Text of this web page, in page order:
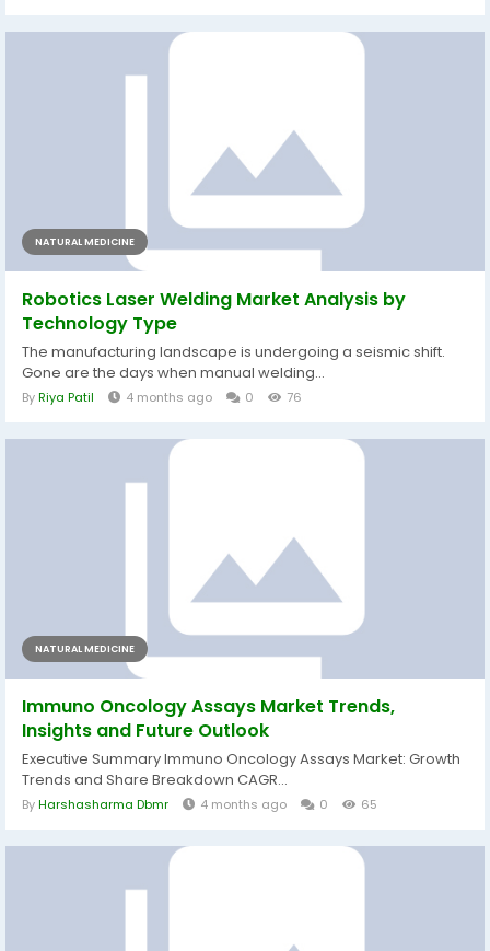
NATURAL MEDICINE
Robotics Laser Welding Market Analysis by
Technology Type
The manufacturing landscape is undergoing a seismic shift.
Gone are the days when manual welding...
ByRiya Patil 4 months ago 0 76
NATURAL MEDICINE
Immuno Oncology Assays Market Trends,
Insights and Future Outlook
Executive Summary Immuno Oncology Assays Market: Growth
Trends and Share Breakdown CAGR...
ByHarshasharma Dbmr 4 months ago 0 65